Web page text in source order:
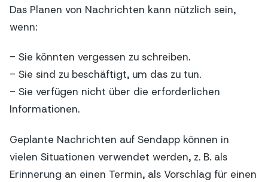
Das Planen von Nachrichten kann nützlich sein,
wenn:
- Sie könnten vergessen zu schreiben.
- Sie sind zu beschäftigt, um das zu tun.
- Sie verfügen nicht über die erforderlichen
Informationen.
Geplante Nachrichten auf Sendapp können in
vielen Situationen verwendet werden, z. B. als
Erinnerung an einen Termin, als Vorschlag für einen